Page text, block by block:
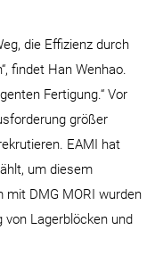
die Effizienz durch
findet Han Wenhao.
Fertigung.“ Vor
größer
EAMI hat
um diesem
mit DMG MORI wurden
von Lagerblöcken und